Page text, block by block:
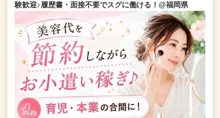
験歓迎♪履歴書・面接不要でスグに働ける！@福岡県